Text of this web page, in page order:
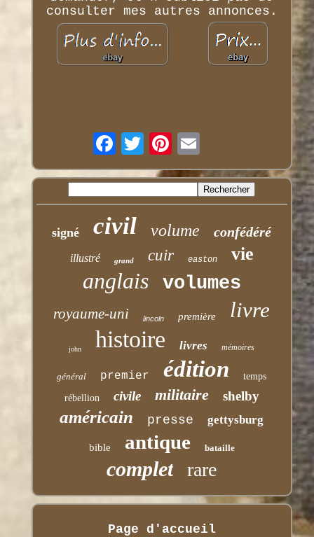
consulter mes autres annonces.
signé civil volume confédéré
illustré grand cuir easton vie
anglais volumes
royaume-uni lincoln première livre
john histoire livres mémoires
général premier édition temps
rébellion civile militaire shelby
américain presse gettysburg
bible antique bataille
complet rare
Page d'accueil